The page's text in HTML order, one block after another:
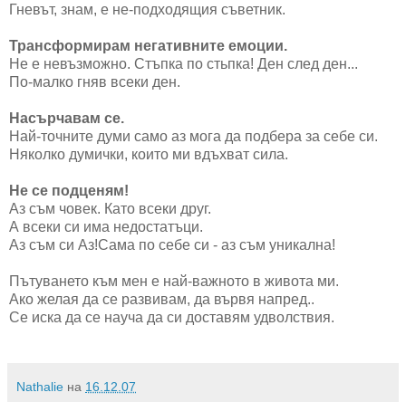
Гневът, знам, е не-подходящия съветник.
Трансформирам негативните емоции.
Не е невъзможно. Стъпка по стьпка! Ден след ден...
По-малко гняв всеки ден.
Насърчавам се.
Най-точните думи само аз мога да подбера за себе си.
Няколко думички, които ми вдъхват сила.
Не се подценям!
Аз съм човек. Като всеки друг.
А всеки си има недостатъци.
Аз съм си Аз!Сама по себе си - аз съм уникална!
Пътуването към мен е най-важното в живота ми.
Ако желая да се развивам, да вървя напред..
Се иска да се науча да си доставям удволствия.
Nathalie на 16.12.07